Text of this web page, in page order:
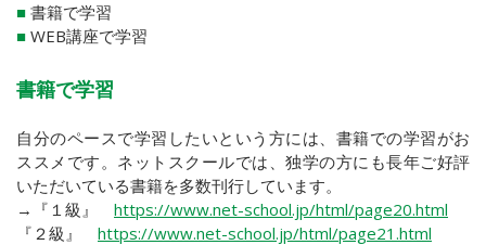
■ 書籍で学習
■ WEB講座で学習
書籍で学習
自分のペースで学習したいという方には、書籍での学習がお
ススメです。ネットスクールでは、独学の方にも長年ご好評
いただいている書籍を多数刊行しています。
→『１級』 https://www.net-school.jp/html/page20.html
『２級』 https://www.net-school.jp/html/page21.html